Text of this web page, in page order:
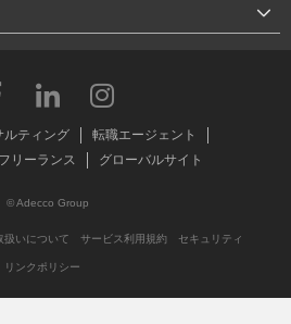
ルティング
転職エージェント
フリーランス グローバルサイト
© Adecco Group
扱いについて サービス利用規約 セキュリティ
リンクポリシー